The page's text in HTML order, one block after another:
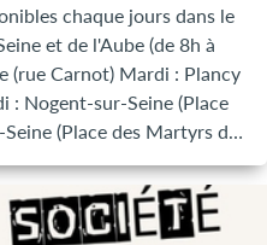
chaque jours dans le
et de l'Aube (de 8h à
- Romilly-sur-Seine